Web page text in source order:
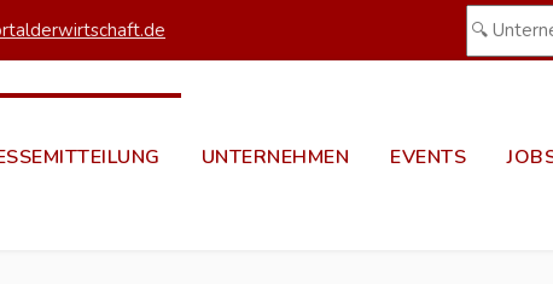
UNTERNEHMEN EVENTS